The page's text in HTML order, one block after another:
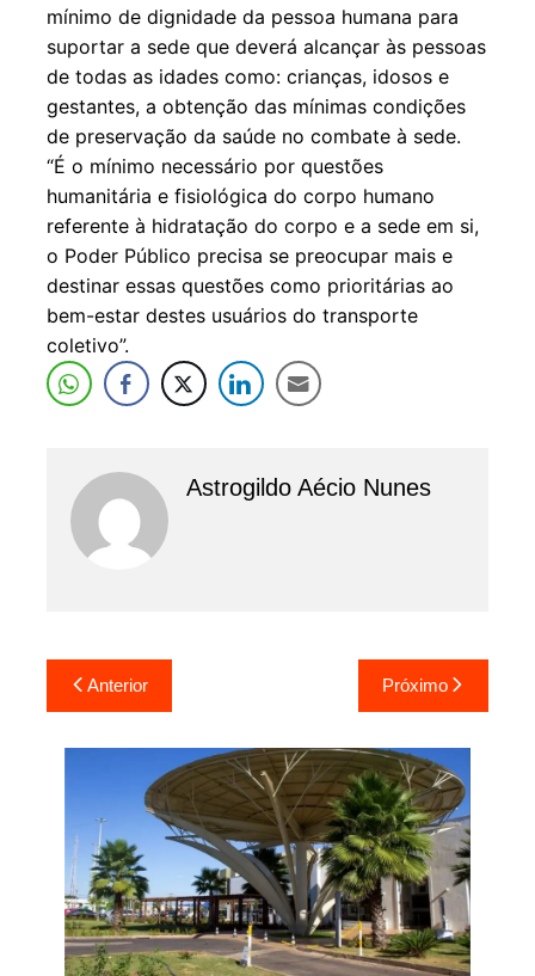
mínimo de dignidade da pessoa humana para
suportar a sede que deverá alcançar às pessoas
de todas as idades como: crianças, idosos e
gestantes, a obtenção das mínimas condições
de preservação da saúde no combate à sede.
“É o mínimo necessário por questões
humanitária e fisiológica do corpo humano
referente à hidratação do corpo e a sede em si,
o Poder Público precisa se preocupar mais e
destinar essas questões como prioritárias ao
bem-estar destes usuários do transporte
coletivo”.
Astrogildo Aécio Nunes
Navegação
de
Post
Anterior Próximo